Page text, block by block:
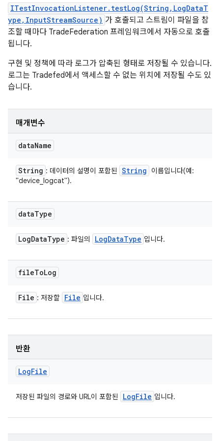
ITestInvocationListener.testLog(String,LogDataT
ype,InputStreamSource) 가 호출되고 스트림이 파일을 참
조할 때마다 TradeFederation 프레임워크에서 자동으로 호출
됩니다.
구현 및 정책에 따라 로그가 압축된 형태로 저장될 수 있습니다.
로그는 Tradefed에서 액세스할 수 없는 위치에 저장될 수도 있
습니다.
매개변수
dataName
String : 데이터의 설명이 포함된 String
이름입니다(예:
"device_logcat").
dataType
LogDataType : 파일의 LogDataType 입니다.
fileToLog
File : 저장할 File 입니다.
반환
LogFile
저장된 파일의 경로와 URL이 포함된 LogFile 입니다.